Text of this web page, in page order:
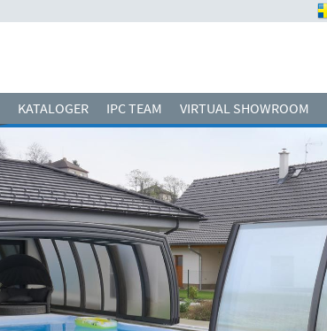
KATALOGER IPC TEAM VIRTUAL SHOWROOM